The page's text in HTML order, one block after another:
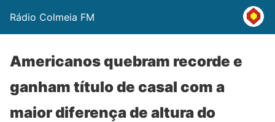
Rádio Colmeia FM
Americanos quebram recorde e
ganham título de casal com a
maior diferença de altura do